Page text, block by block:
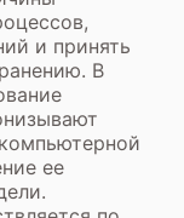
и принять
В
ее